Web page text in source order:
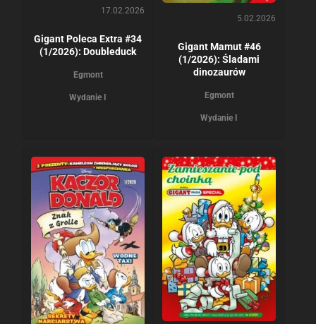
17.02.2026
Gigant Poleca Extra #34
(1/2026): Doubleduck
Egmont
Wydanie I
5.02.2026
Gigant Mamut #46
(1/2026): Śladami
dinozaurów
Egmont
Wydanie I